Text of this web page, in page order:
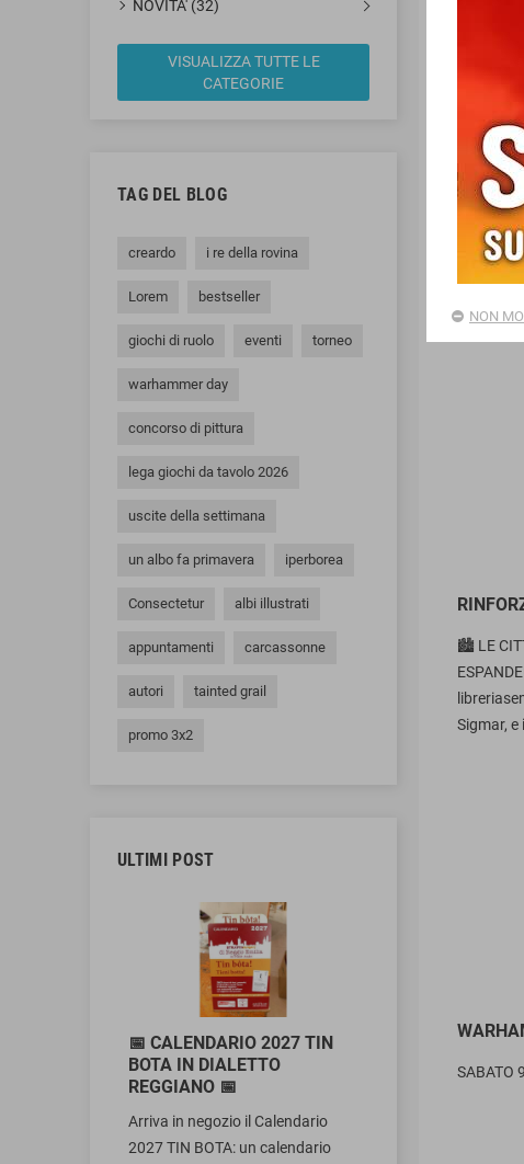
NOVITA' (32)
VISUALIZZA TUTTE LE
CATEGORIE
TAG DEL BLOG
creardo i re della rovina
Lorem bestseller
giochi di ruolo eventi torneo
warhammer day
concorso di pittura
lega giochi da tavolo 2026
uscite della settimana
un albo fa primavera iperborea
Consectetur albi illustrati
appuntamenti carcassonne
autori tainted grail
promo 3x2
ULTIMI POST
📅 CALENDARIO 2027 TIN
BOTA IN DIALETTO
REGGIANO 📅
Arriva in negozio il Calendario
2027 TIN BOTA: un calendario
Le
dadi, un
🏙️ LE
Sigmar,
SABATO
NON